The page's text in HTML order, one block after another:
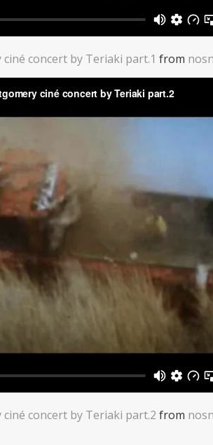
concert by Teriaki part.1 from
concert by Teriaki part.2 from